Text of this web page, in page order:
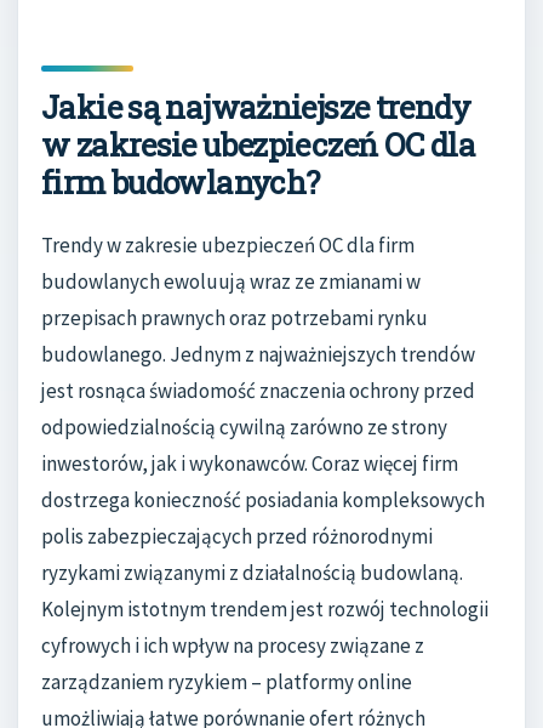
Jakie są najważniejsze trendy
w zakresie ubezpieczeń OC dla
firm budowlanych?
Trendy w zakresie ubezpieczeń OC dla firm
budowlanych ewoluują wraz ze zmianami w
przepisach prawnych oraz potrzebami rynku
budowlanego. Jednym z najważniejszych trendów
jest rosnąca świadomość znaczenia ochrony przed
odpowiedzialnością cywilną zarówno ze strony
inwestorów, jak i wykonawców. Coraz więcej firm
dostrzega konieczność posiadania kompleksowych
polis zabezpieczających przed różnorodnymi
ryzykami związanymi z działalnością budowlaną.
Kolejnym istotnym trendem jest rozwój technologii
cyfrowych i ich wpływ na procesy związane z
zarządzaniem ryzykiem – platformy online
umożliwiają łatwe porównanie ofert różnych